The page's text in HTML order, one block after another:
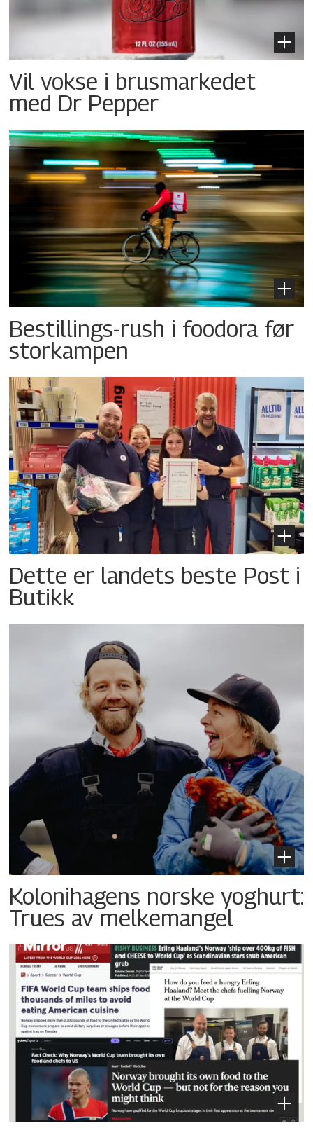
Vil vokse i brusmarkedet
med Dr Pepper
Bestillings-rush i foodora før
storkampen
Dette er landets beste Post i
Butikk
Kolonihagens norske yoghurt:
Trues av melkemangel